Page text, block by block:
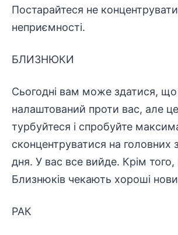
Постарайтеся не
неприємності.
БЛИЗНЮКИ
Сьогодні вам може здатися, що
налаштований проти вас, але
турбуйтеся і спробуйте
сконцентруватися на головних
дня. У вас все вийде. Крім того,
Близнюків чекають хороші
РАК